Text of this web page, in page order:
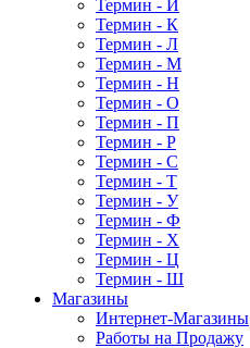
Термин - И
Термин - К
Термин - Л
Термин - М
Термин - Н
Термин - О
Термин - П
Термин - Р
Термин - С
Термин - Т
Термин - У
Термин - Ф
Термин - Х
Термин - Ц
Термин - Ш
Магазины
Интернет-Магазины
Работы на Продажу